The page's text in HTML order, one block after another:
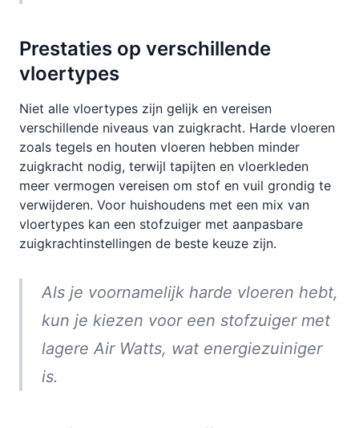
Prestaties op verschillende
vloertypes
Niet alle vloertypes zijn gelijk en vereisen
verschillende niveaus van zuigkracht. Harde vloeren
zoals tegels en houten vloeren hebben minder
zuigkracht nodig, terwijl tapijten en vloerkleden
meer vermogen vereisen om stof en vuil grondig te
verwijderen. Voor huishoudens met een mix van
vloertypes kan een stofzuiger met aanpasbare
zuigkrachtinstellingen de beste keuze zijn.
Als je voornamelijk harde vloeren hebt,
kun je kiezen voor een stofzuiger met
lagere Air Watts, wat energiezuiniger
is.